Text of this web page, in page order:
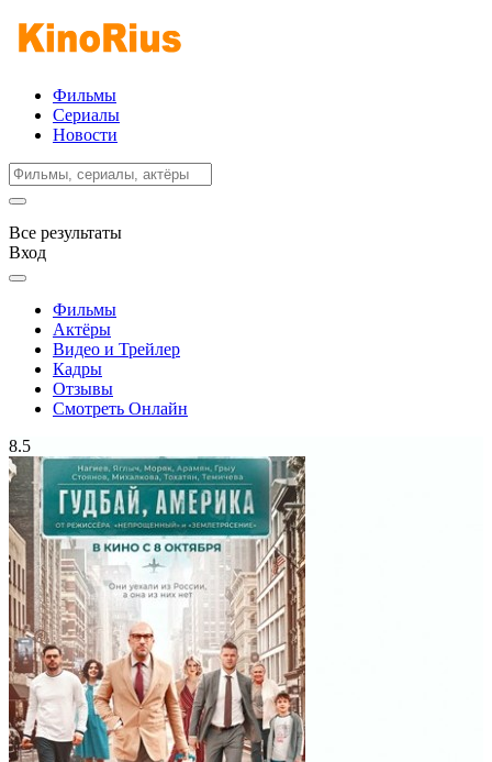
Фильмы
Сериалы
Новости
Все результаты
Вход
Фильмы
Актёры
Видео и Трейлер
Кадры
Отзывы
Смотреть Онлайн
8.5